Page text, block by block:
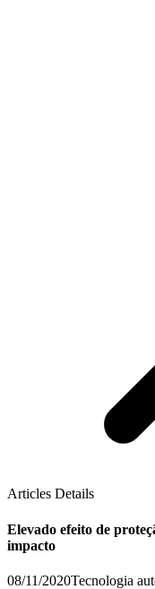
Articles Details
Elevado efeito de
impacto
08/11/2020Tecnologia